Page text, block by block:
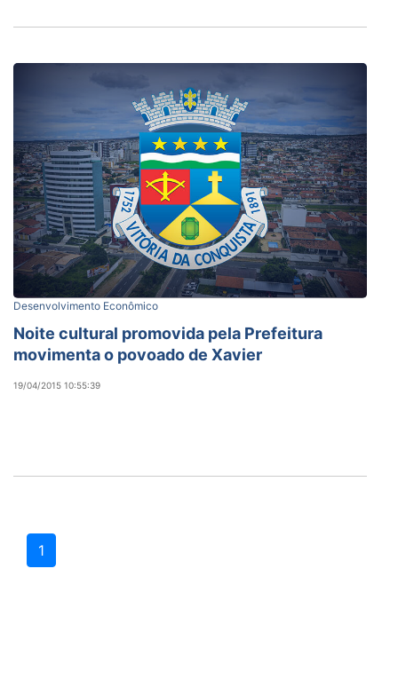
Desenvolvimento Econômico
Noite cultural promovida pela Prefeitura
movimenta o povoado de Xavier
19/04/2015 10:55:39
1